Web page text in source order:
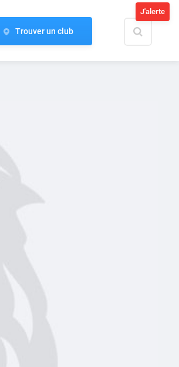
J'alerte
Trouver un club